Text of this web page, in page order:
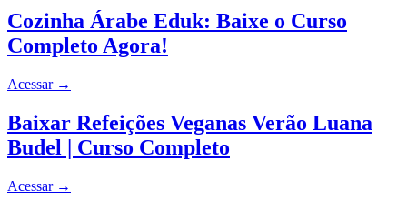
Cozinha Árabe Eduk: Baixe o Curso
Completo Agora!
Acessar →
Baixar Refeições Veganas Verão Luana
Budel | Curso Completo
Acessar →